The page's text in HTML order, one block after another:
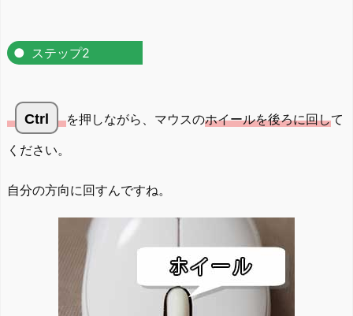
ステップ2
Ctrl を押しながら、マウスのホイールを後ろに回して
ください。
自分の方向に回すんですね。